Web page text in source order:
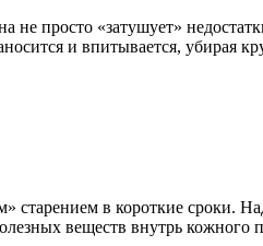
не просто «затушует»
и впитывается, убирая
старением в короткие
веществ внутрь кожного